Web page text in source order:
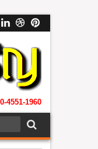
4551-1960